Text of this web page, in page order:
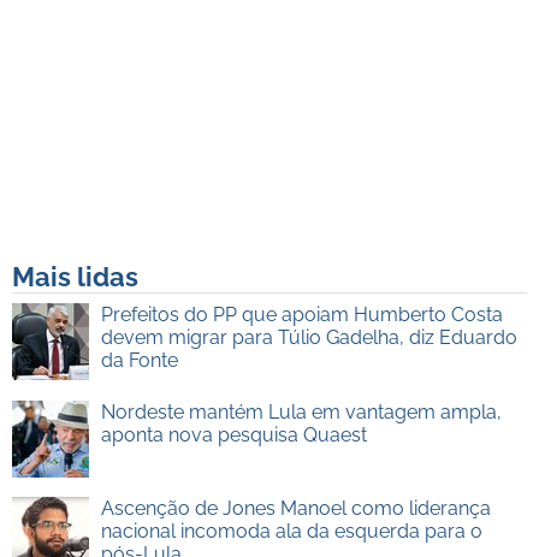
Mais lidas
Prefeitos do PP que apoiam Humberto Costa
devem migrar para Túlio Gadelha, diz Eduardo
da Fonte
Nordeste mantém Lula em vantagem ampla,
aponta nova pesquisa Quaest
Ascenção de Jones Manoel como liderança
nacional incomoda ala da esquerda para o